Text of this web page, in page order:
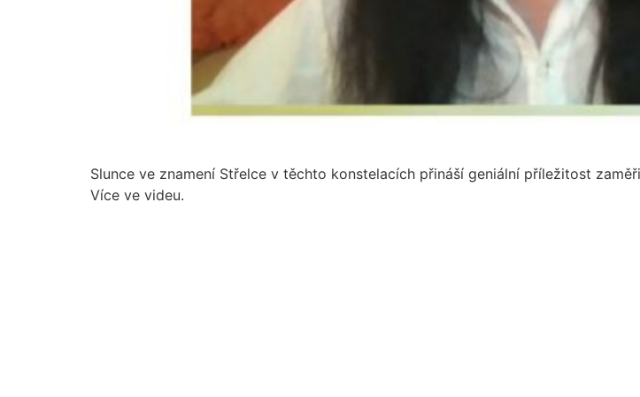
Slunce ve znamení Střelce v těchto konstelacích přináší geniální příležitost
Více ve videu.